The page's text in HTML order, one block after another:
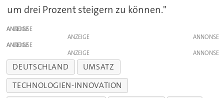
um drei Prozent steigern zu können."
ANZEIGE
ANZEIGE
ANZEIGE
ANZEIGE
DEUTSCHLAND
UMSATZ
TECHNOLOGIEN-INNOVATION